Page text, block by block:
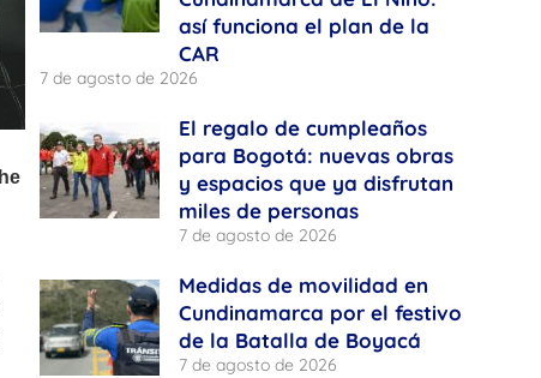
así funciona el plan de la
CAR
7 de agosto de 2026
El regalo de cumpleaños
para Bogotá: nuevas obras
y espacios que ya disfrutan
miles de personas
7 de agosto de 2026
Medidas de movilidad en
Cundinamarca por el festivo
de la Batalla de Boyacá
7 de agosto de 2026